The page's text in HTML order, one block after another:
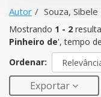
Autor Souza,
Mostrando 1 - 2
Pinheiro de', tempo
Ordenar:
Exportar